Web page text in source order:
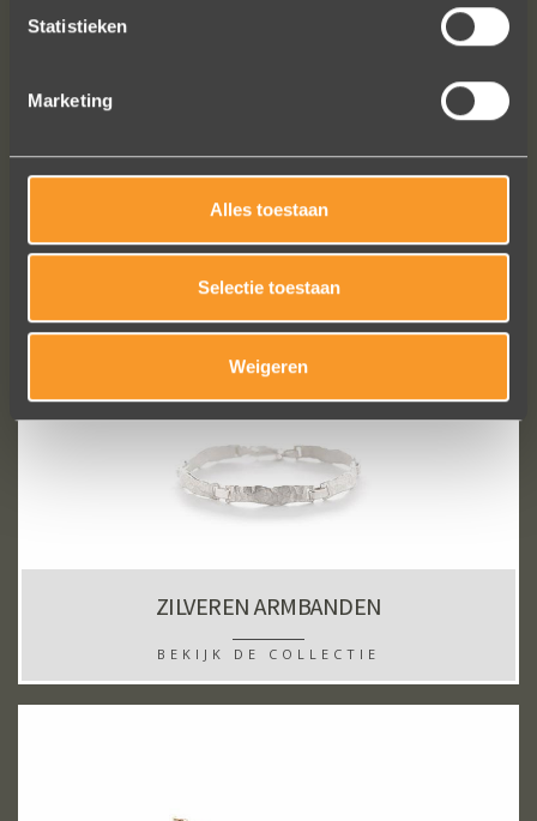
Statistieken
Marketing
Alles toestaan
Selectie toestaan
Weigeren
BEKIJK DE COLLECTIE
ZILVEREN ARMBANDEN
BEKIJK DE COLLECTIE